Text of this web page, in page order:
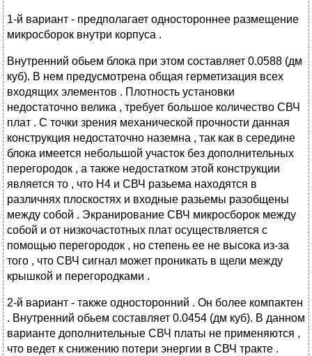
1-й вариант - предполагает одностороннее размещение
микросборок внутри корпуса .
Внутренний обьем блока при этом составляет 0.0588 (дм
куб). В нем предусмотрена общая герметизация всех
входящих элементов . Плотность установки
недостаточно велика , требует большое количество СВЧ
плат . С точки зрения механической прочности данная
конструкция недостаточно наземна , так как в середине
блока имеется небольшой участок без дополнительных
перегородок , а также недостатком этой конструкции
является то , что Н4 и СВЧ разьема находятся в
различнях плоскостях и входные разьемы разобщены
между собой . Экранирование СВЧ микросборок между
собой и от низкочастотных плат осуществляется с
помощью перегородок , но степень ее не высока из-за
того , что СВЧ сигнал может проникать в щели между
крышкой и перегородками .
2-й вариант - также односторонний . Он более компактен
. Внутренний обьем составляет 0.0454 (дм куб). В данном
варианте дополнительные СВЧ платы не применяются ,
что ведет к снижению потери энергии в СВЧ тракте .